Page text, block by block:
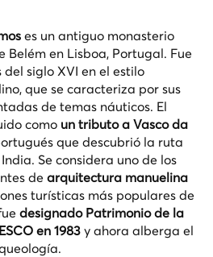
es un antiguo monasterio
Belém en Lisboa, Portugal. Fue
siglo XVI en el estilo
que se caracteriza por sus
de temas náuticos. El
como un tributo a Vasco da
que descubrió la ruta
Se considera uno de los
de arquitectura manuelina
turísticas más populares de
designado Patrimonio de la
en 1983 y ahora alberga el